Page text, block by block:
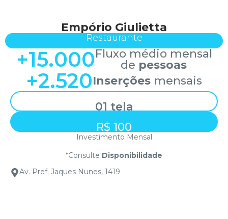
Empório Giulietta
Restaurante
+15.000Fluxo médio mensal
de pessoas
+2.520Inserções mensais
01 tela
R$ 100
Investimento Mensal
*Consulte Disponibilidade
Av. Pref. Jaques Nunes, 1419